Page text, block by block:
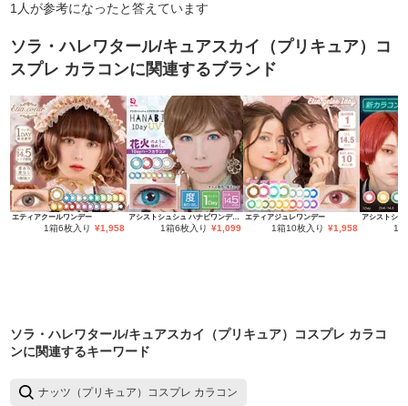
1 人が参考になったと答えています
ソラ・ハレワタール/キュアスカイ（プリキュア）コ
スプレ カラコンに関連するブランド
エティアクールワンデー
1箱6枚入り ¥1,958
アシストシュシュ ハナビワンデーUV
1箱6枚入り ¥1,099
エティアジュレワンデー
1箱10枚入り ¥1,958 1
ソラ・ハレワタール/キュアスカイ（プリキュア）コスプレ カラコ
ンに関連するキーワード
ナッツ（プリキュア）コスプレ カラコン